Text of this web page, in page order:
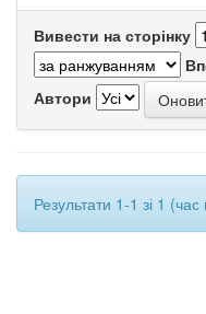
Вивести на сторінку
Автори
Результати 1-1 зі 1